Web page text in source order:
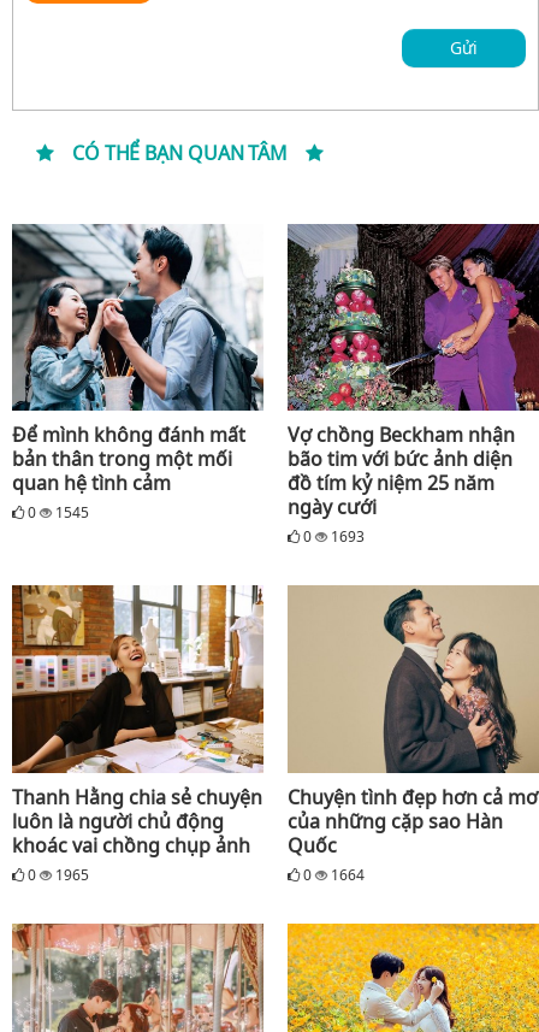
Gửi
CÓ THỂ BẠN QUAN TÂM
Để mình không đánh mất
bản thân trong một mối
quan hệ tình cảm
0 1545
Vợ chồng Beckham nhận
bão tim với bức ảnh diện
đồ tím kỷ niệm 25 năm
ngày cưới
0 1693
Thanh Hằng chia sẻ chuyện
luôn là người chủ động
khoác vai chồng chụp ảnh
0 1965
Chuyện tình đẹp hơn cả mơ
của những cặp sao Hàn
Quốc
0 1664